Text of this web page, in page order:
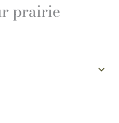
prairie